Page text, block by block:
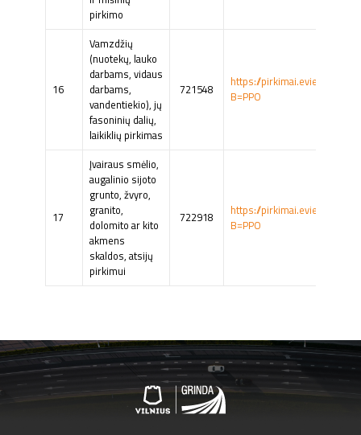
pirkimo
16
Vamzdžių
(nuotekų, lauko
darbams, vidaus
darbams,
vandentiekio), jų
fasoninių dalių,
laikiklių pirkimas
721548
https://
B=PPO
17
Įvairaus smėlio,
augalinio sijoto
grunto, žvyro,
granito,
dolomito ar kito
akmens
skaldos, atsijų
pirkimui
722918
https://
B=PPO